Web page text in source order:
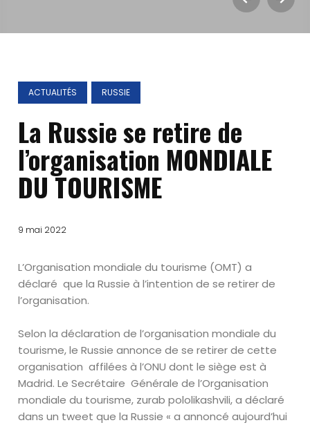
ACTUALITÉS RUSSIE
La Russie se retire de
l’organisation MONDIALE
DU TOURISME
9 mai 2022
L’Organisation mondiale du tourisme (OMT) a
déclaré que la Russie à l’intention de se retirer de
l’organisation.
Selon la déclaration de l’organisation mondiale du
tourisme, le Russie annonce de se retirer de cette
organisation affilées à l’ONU dont le siège est à
Madrid. Le Secrétaire Générale de l’Organisation
mondiale du tourisme, zurab pololikashvili, a déclaré
dans un tweet que la Russie « a annoncé aujourd’hui